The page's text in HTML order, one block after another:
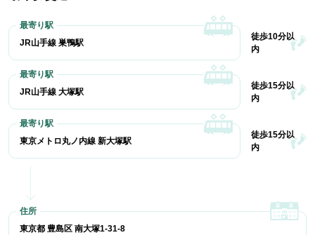
JR山手線 巣鴨駅
徒歩10分以
内
JR山手線 大塚駅
徒歩15分以
内
東京メトロ丸ノ内線 新大塚駅
徒歩15分以
内
東京都 豊島区 南大塚1-31-8